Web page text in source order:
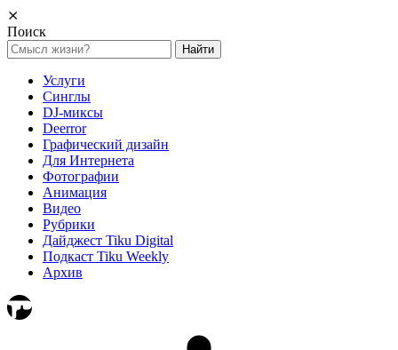
⨯
Поиск
Найти:
Услуги
Синглы
DJ-миксы
Deerror
Графический дизайн
Для Интернета
Фотографии
Анимация
Видео
Рубрики
Дайджест Tiku Digital
Подкаст Tiku Weekly
Архив